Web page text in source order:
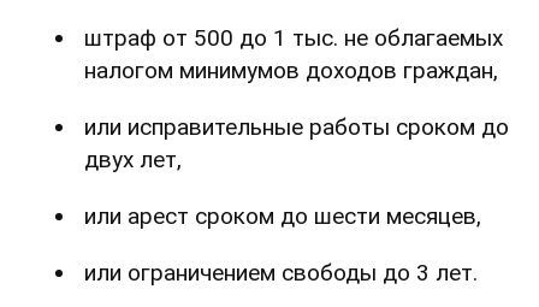
штраф от 500 до 1 тыс. не облагаемых
налогом минимумов доходов граждан,
или исправительные работы сроком до
двух лет,
или арест сроком до шести месяцев,
или ограничением свободы до 3 лет.